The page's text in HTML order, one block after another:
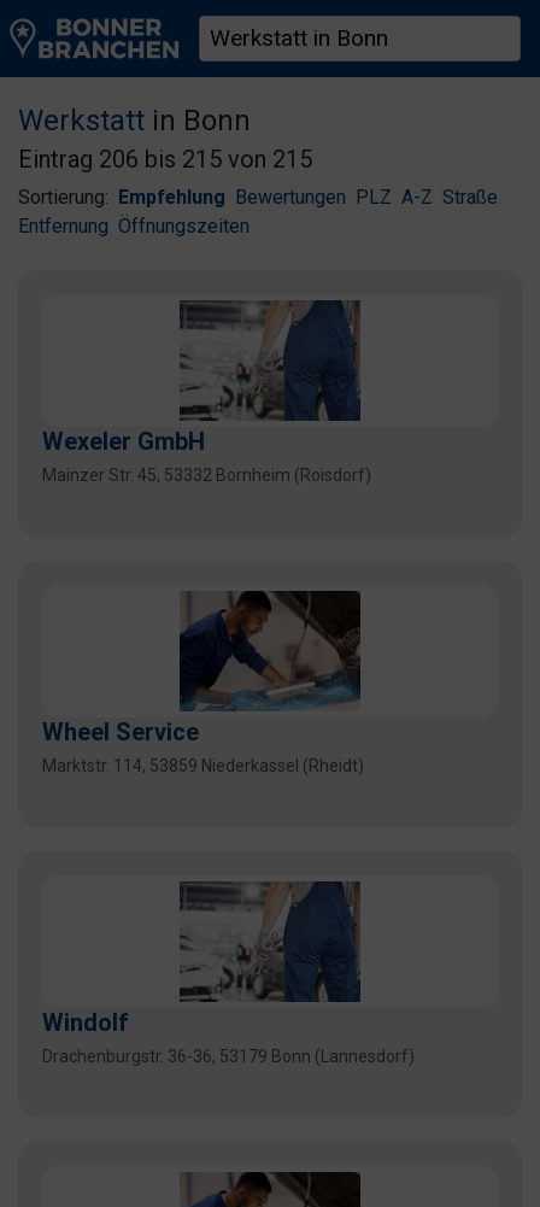
Werkstatt in Bonn
Eintrag 206 bis 215 von 215
Sortierung: Empfehlung Bewertungen PLZ A-Z Straße
Entfernung Öffnungszeiten
Wexeler GmbH
Mainzer Str. 45, 53332 Bornheim (Roisdorf)
Wheel Service
Marktstr. 114, 53859 Niederkassel (Rheidt)
Windolf
Drachenburgstr. 36-36, 53179 Bonn (Lannesdorf)